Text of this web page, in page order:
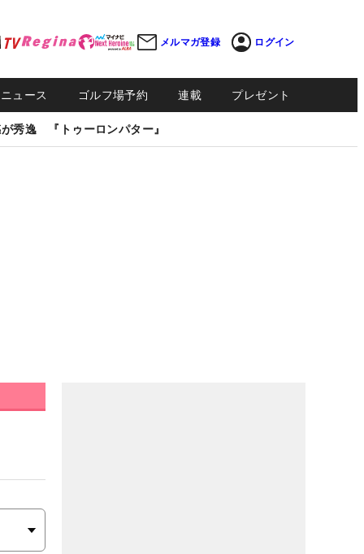
メルマガ登録 ログイン
ュース ゴルフ場予約 連載 プレゼント
秀逸 『トゥーロンパター』